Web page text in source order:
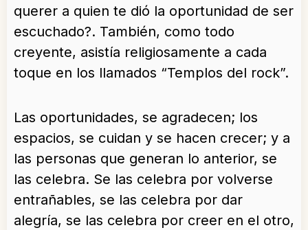
querer a quien te dió la oportunidad de ser
escuchado?. También, como todo
creyente, asistía religiosamente a cada
toque en los llamados “Templos del rock”.
Las oportunidades, se agradecen; los
espacios, se cuidan y se hacen crecer; y a
las personas que generan lo anterior, se
las celebra. Se las celebra por volverse
entrañables, se las celebra por dar
alegría, se las celebra por creer en el otro,